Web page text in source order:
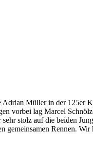
Adrian Müller in der 125er
vorbei lag Marcel
stolz auf die beiden
gemeinsamen Rennen. Wir